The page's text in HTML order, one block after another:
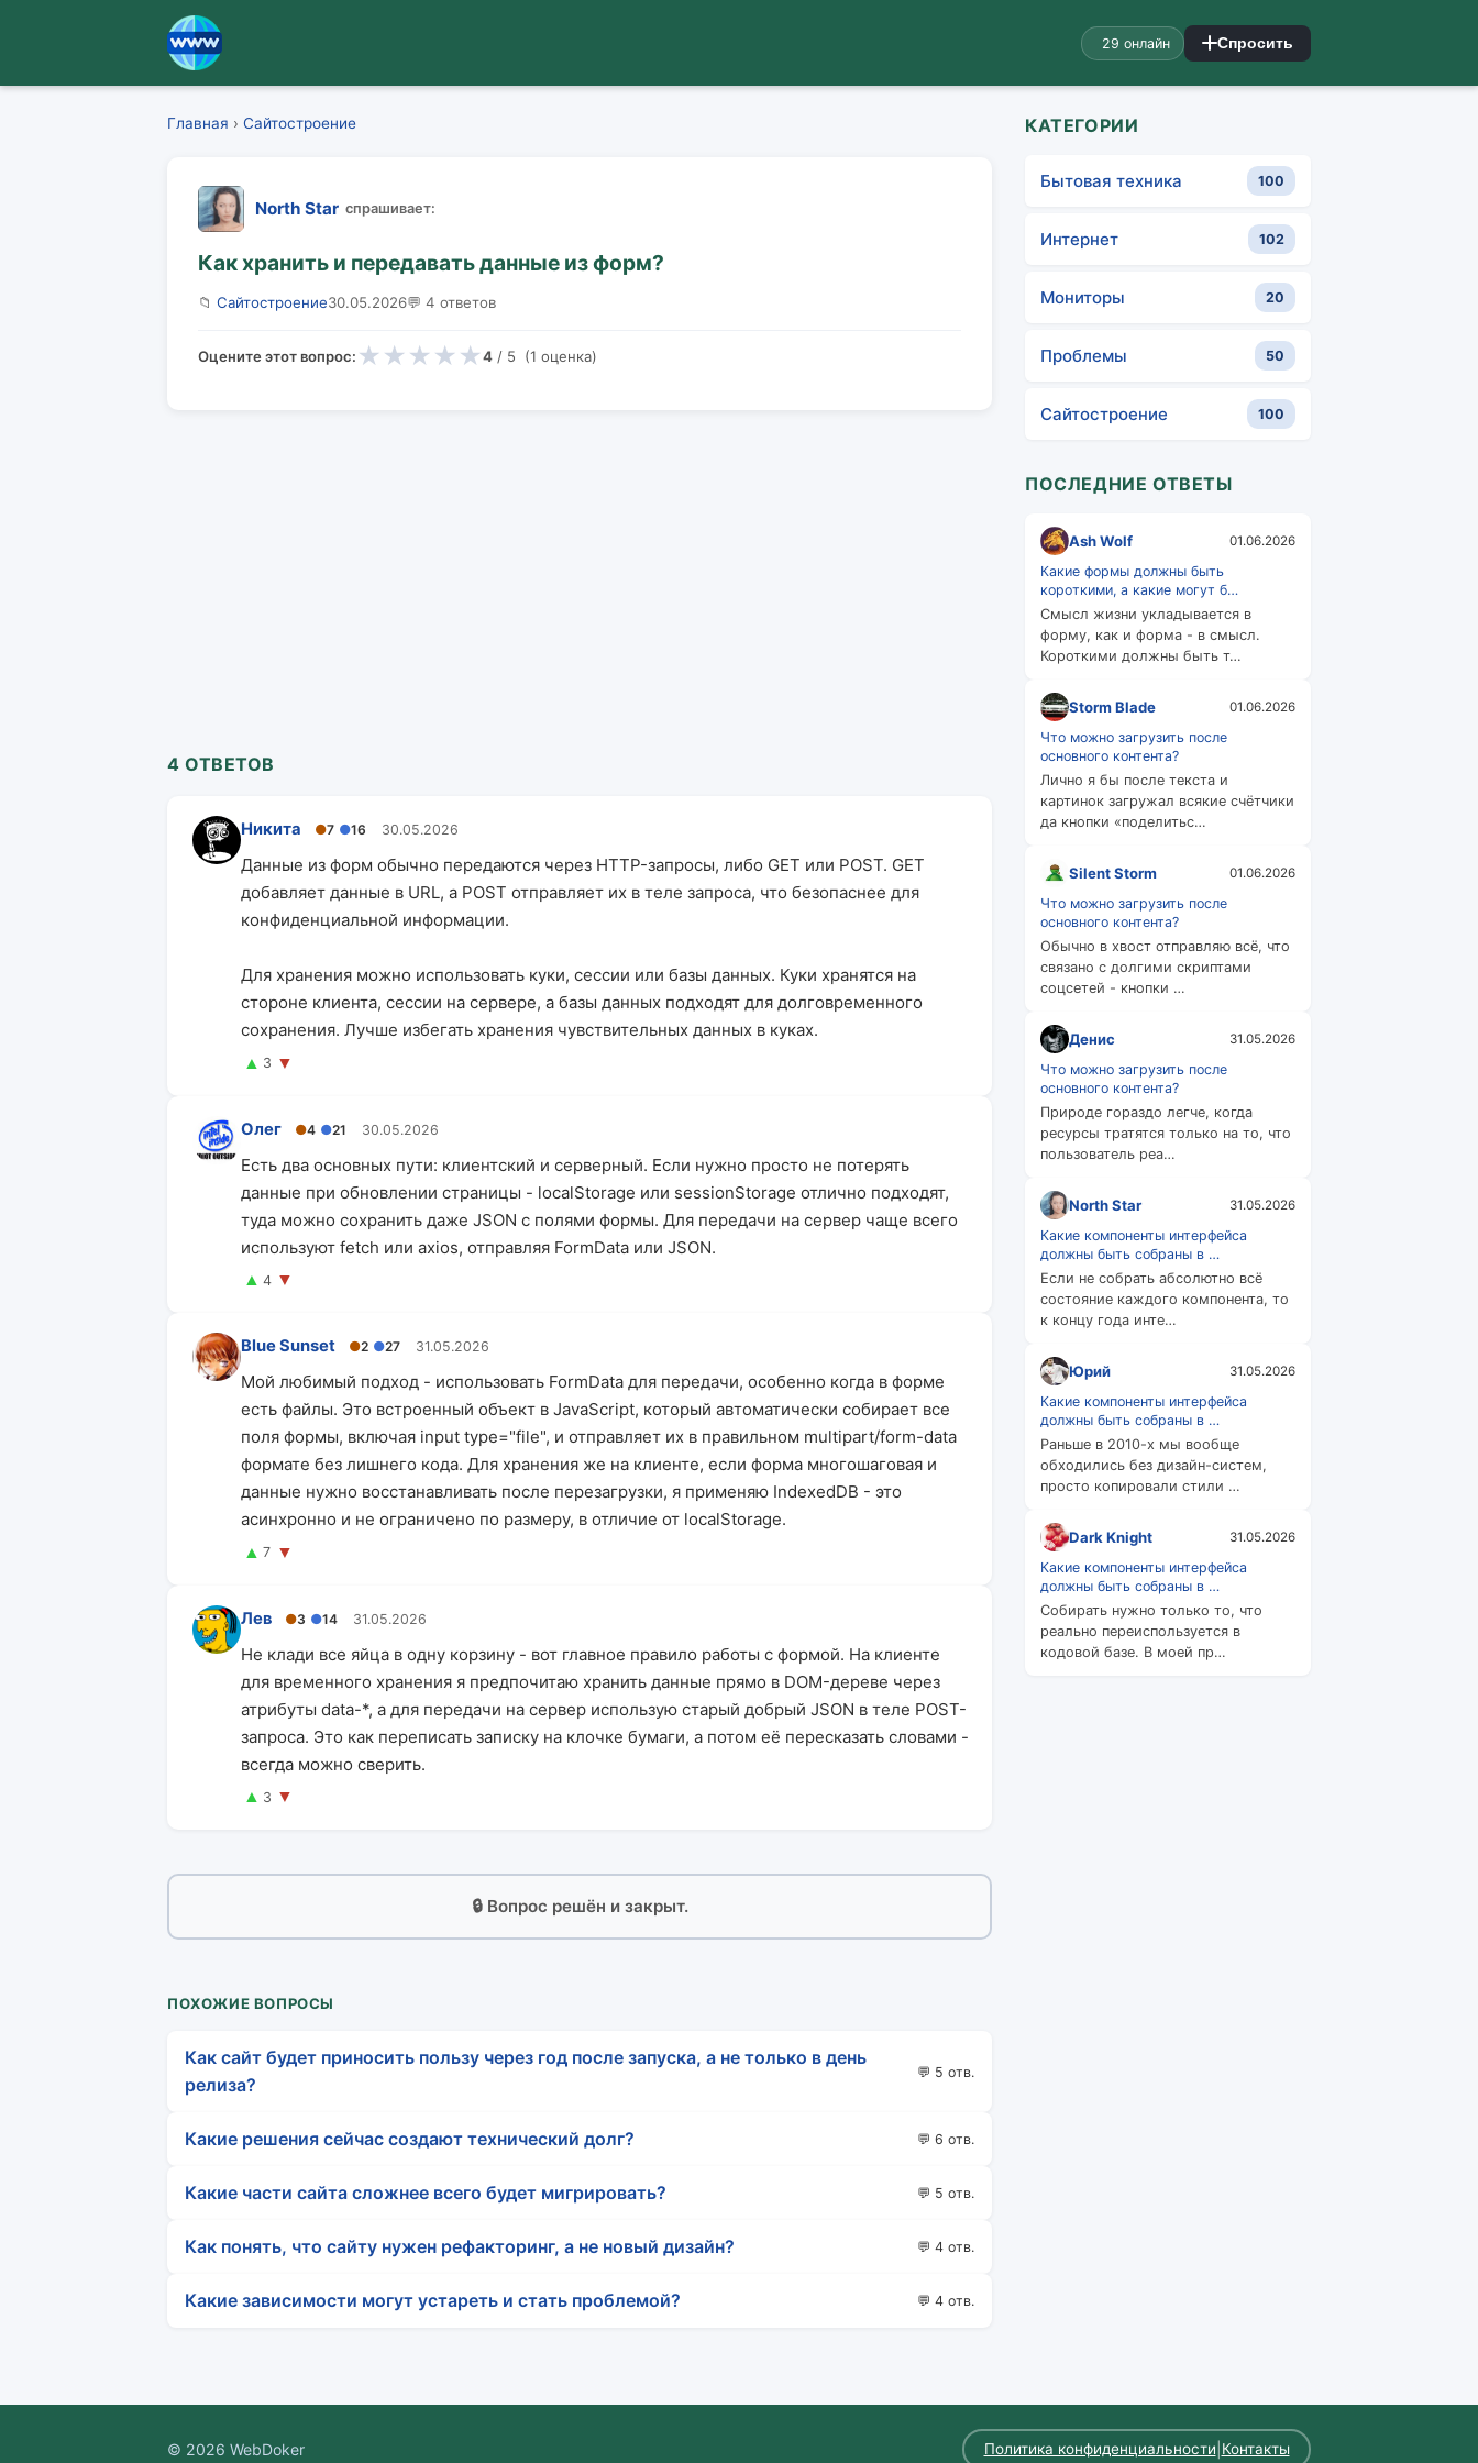
29 онлайн Спросить
Главная › Сайтостроение
North Star спрашивает:
Как хранить и передавать данные из форм?
📁 Сайтостроение30.05.2026💬 4 ответов
Оцените этот вопрос: ★ ★ ★ ★ ★4 / 5 (1 оценка)
4 ОТВЕТОВ
Никита ●7 ●16 30.05.2026
Данные из форм обычно передаются через HTTP-запросы, либо GET или POST. GET
добавляет данные в URL, а POST отправляет их в теле запроса, что безопаснее для
конфиденциальной информации.
Для хранения можно использовать куки, сессии или базы данных. Куки хранятся на
стороне клиента, сессии на сервере, а базы данных подходят для долговременного
сохранения. Лучше избегать хранения чувствительных данных в куках.
▲ 3 ▼
Олег ●4 ●21 30.05.2026
Есть два основных пути: клиентский и серверный. Если нужно просто не потерять
данные при обновлении страницы - localStorage или sessionStorage отлично подходят,
туда можно сохранить даже JSON с полями формы. Для передачи на сервер чаще всего
используют fetch или axios, отправляя FormData или JSON.
▲ 4 ▼
Blue Sunset ●2 ●27 31.05.2026
Мой любимый подход - использовать FormData для передачи, особенно когда в форме
есть файлы. Это встроенный объект в JavaScript, который автоматически собирает все
поля формы, включая input type="file", и отправляет их в правильном multipart/form-data
формате без лишнего кода. Для хранения же на клиенте, если форма многошаговая и
данные нужно восстанавливать после перезагрузки, я применяю IndexedDB - это
асинхронно и не ограничено по размеру, в отличие от localStorage.
▲ 7 ▼
Лев ●3 ●14 31.05.2026
Не клади все яйца в одну корзину - вот главное правило работы с формой. На клиенте
для временного хранения я предпочитаю хранить данные прямо в DOM-дереве через
атрибуты data-*, а для передачи на сервер использую старый добрый JSON в теле POST-
запроса. Это как переписать записку на клочке бумаги, а потом её пересказать словами -
всегда можно сверить.
▲ 3 ▼
🔒 Вопрос решён и закрыт.
ПОХОЖИЕ ВОПРОСЫ
Как сайт будет приносить пользу через год после запуска, а не только в день
релиза?
💬 5 отв.
Какие решения сейчас создают технический долг? 💬 6 отв.
Какие части сайта сложнее всего будет мигрировать? 💬 5 отв.
Как понять, что сайту нужен рефакторинг, а не новый дизайн? 💬 4 отв.
Какие зависимости могут устареть и стать проблемой? 💬 4 отв.
КАТЕГОРИИ
Бытовая техника 100
Интернет 102
Мониторы 20
Проблемы 50
Сайтостроение 100
ПОСЛЕДНИЕ ОТВЕТЫ
Ash Wolf 01.06.2026
Какие формы должны быть
короткими, а какие могут б…
Смысл жизни укладывается в
форму, как и форма - в смысл.
Короткими должны быть т…
Storm Blade 01.06.2026
Что можно загрузить после
основного контента?
Лично я бы после текста и
картинок загружал всякие счётчики
да кнопки «поделитьс…
Silent Storm 01.06.2026
Что можно загрузить после
основного контента?
Обычно в хвост отправляю всё, что
связано с долгими скриптами
соцсетей - кнопки …
Денис 31.05.2026
Что можно загрузить после
основного контента?
Природе гораздо легче, когда
ресурсы тратятся только на то, что
пользователь реа…
North Star 31.05.2026
Какие компоненты интерфейса
должны быть собраны в …
Если не собрать абсолютно всё
состояние каждого компонента, то
к концу года инте…
Юрий 31.05.2026
Какие компоненты интерфейса
должны быть собраны в …
Раньше в 2010-х мы вообще
обходились без дизайн-систем,
просто копировали стили …
Dark Knight 31.05.2026
Какие компоненты интерфейса
должны быть собраны в …
Собирать нужно только то, что
реально переиспользуется в
кодовой базе. В моей пр…
© 2026 WebDoker Политика конфиденциальности Контакты